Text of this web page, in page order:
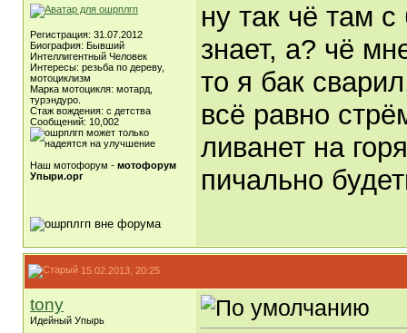
Регистрация: 31.07.2012
Биография: Бывший
Интеллигентный Человек
Интересы: резьба по дереву,
мотоциклизм
Марка мотоцикля: мотард,
турэндуро.
Стаж вождения: с детства
Сообщений: 10,002
Наш мотофорум - мотофорум
Упыри.орг
ну так чё там
знает, а? чё
то я бак
всё равно
ливанет на
пичально
15.02.2013, 20:25
tony
Идейный Упырь